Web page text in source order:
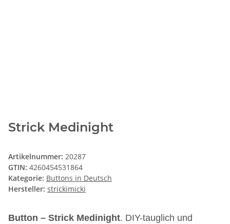
Strick Medinight
Artikelnummer: 20287
GTIN: 4260454531864
Kategorie: Buttons in Deutsch
Hersteller: strickimicki
Button – Strick Medinight. DIY-tauglich und